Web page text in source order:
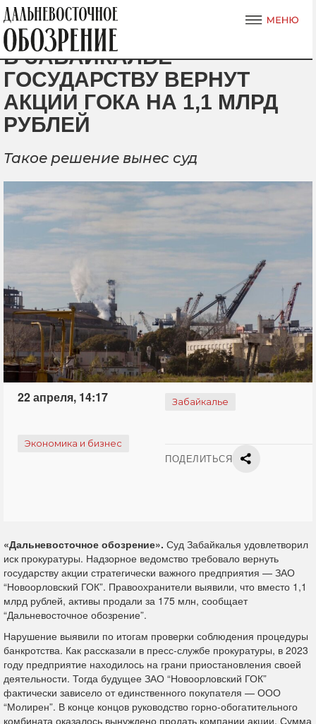
В ЗАБАЙКАЛЬЕ
ГОСУДАРСТВУ ВЕРНУТ
АКЦИИ ГОКА НА 1,1 МЛРД
РУБЛЕЙ
Такое решение вынес суд
22 апреля, 14:17 Забайкалье
Экономика и бизнес
ПОДЕЛИТЬСЯ
«Дальневосточное обозрение». Суд Забайкалья удовлетворил
иск прокуратуры. Надзорное ведомство требовало вернуть
государству акции стратегически важного предприятия — ЗАО
“Новоорловский ГОК”. Правоохранители выявили, что вместо 1,1
млрд рублей, активы продали за 175 млн, сообщает
“Дальневосточное обозрение”.
Нарушение выявили по итогам проверки соблюдения процедуры
банкротства. Как рассказали в пресс-службе прокуратуры, в 2023
году предприятие находилось на грани приостановления своей
деятельности. Тогда будущее ЗАО “Новоорловский ГОК”
фактически зависело от единственного покупателя — ООО
“Молирен”. В конце концов руководство горно-обогатительного
комбината оказалось вынуждено продать компании акции. Сумма